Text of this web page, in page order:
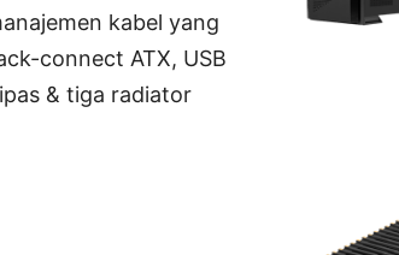
kabel yang
connect ATX, USB
& tiga radiator